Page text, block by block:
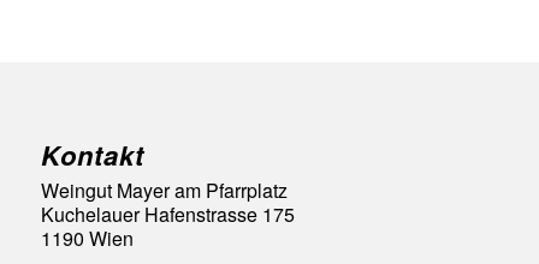
Kontakt
Weingut Mayer am Pfarrplatz
Kuchelauer Hafenstrasse 175
1190 Wien